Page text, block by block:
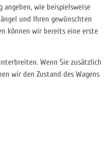
angeben, wie beispielsweise
und Ihren gewünschten
können wir bereits eine erste
Wenn Sie zusätzlich
wir den Zustand des Wagens